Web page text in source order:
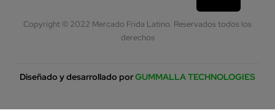
Copyright © 2022 Mercado Frida Latino. Reservados todos los
derechos
Diseñado y desarrollado porGUMMALLA TECHNOLOGIES